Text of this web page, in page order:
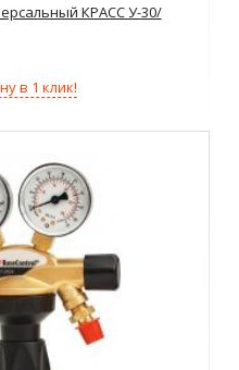
КРАСС У-30/
в 1 клик!